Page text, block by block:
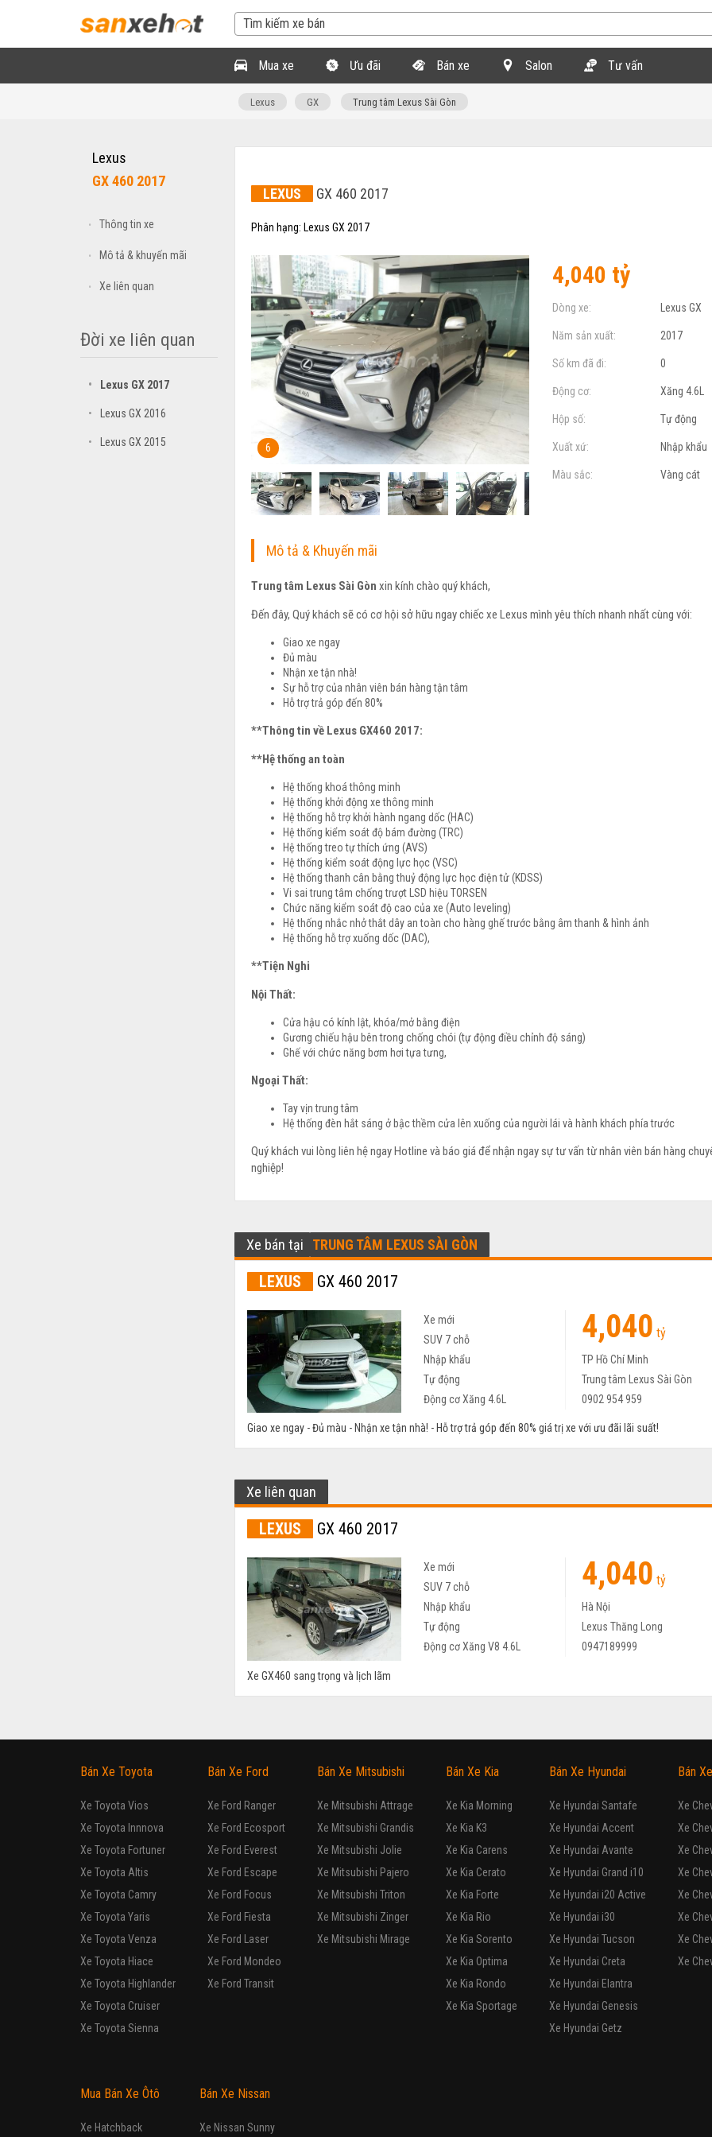
Mua xe Ưu đãi Bán xe Salon Tư vấn
Lexus GX Trung tâm Lexus Sài Gòn
Lexus
GX 460 2017
• Thông tin xe
• Mô tả & khuyến mãi
• Xe liên quan
Đời xe liên quan
• Lexus GX 2017
• Lexus GX 2016
• Lexus GX 2015
LEXUS GX 460 2017
Phân hạng: Lexus GX 2017
6
4,040 tỷ
Dòng xe: Lexus GX
Năm sản xuất: 2017
Số km đã đi: 0
Động cơ: Xăng 4.6L
Hộp số: Tự động
Xuất xứ: Nhập khẩu
Màu sắc: Vàng cát
Mô tả & Khuyến mãi
Trung tâm Lexus Sài Gòn xin kính chào quý khách,
Đến đây, Quý khách sẽ có cơ hội sở hữu ngay chiếc xe Lexus mình yêu thích nhanh nhất cùng với:
Giao xe ngay
Đủ màu
Nhận xe tận nhà!
Sự hỗ trợ của nhân viên bán hàng tận tâm
Hỗ trợ trả góp đến 80%
**Thông tin về Lexus GX460 2017:
**Hệ thống an toàn
Hệ thống khoá thông minh
Hệ thống khởi động xe thông minh
Hệ thống hỗ trợ khởi hành ngang dốc (HAC)
Hệ thống kiểm soát độ bám đường (TRC)
Hệ thống treo tự thích ứng (AVS)
Hệ thống kiểm soát động lực học (VSC)
Hệ thống thanh cân bằng thuỷ động lực học điện tử (KDSS)
Vi sai trung tâm chống trượt LSD hiệu TORSEN
Chức năng kiểm soát độ cao của xe (Auto leveling)
Hệ thống nhắc nhở thắt dây an toàn cho hàng ghế trước bằng âm thanh & hình ảnh
Hệ thống hỗ trợ xuống dốc (DAC),
**Tiện Nghi
Nội Thất:
Cửa hậu có kính lật, khóa/mở bằng điện
Gương chiếu hậu bên trong chống chói (tự động điều chỉnh độ sáng)
Ghế với chức năng bơm hơi tựa tưng,
Ngoại Thất:
Tay vịn trung tâm
Hệ thống đèn hắt sáng ở bậc thềm cửa lên xuống của người lái và hành khách phía trước
Quý khách vui lòng liên hệ ngay Hotline và báo giá để nhận ngay sự tư vấn từ nhân viên bán hàng
nghiệp!
Xe bán tại TRUNG TÂM LEXUS SÀI GÒN
LEXUS GX 460 2017
Xe mới 4,040 tỷ
SUV 7 chỗ
Nhập khẩu
TP Hồ Chí Minh
Tự động
Trung tâm Lexus Sài Gòn
Động cơ Xăng 4.6L
0902 954 959
Giao xe ngay - Đủ màu - Nhận xe tận nhà! - Hỗ trợ trả góp đến 80% giá trị xe với ưu đãi lãi suất!
Xe liên quan
LEXUS GX 460 2017
Xe mới 4,040 tỷ
SUV 7 chỗ
Nhập khẩu
Hà Nội
Tự động
Lexus Thăng Long
Động cơ Xăng V8 4.6L
0947189999
Xe GX460 sang trọng và lịch lãm
Bán Xe Toyota
Xe Toyota Vios
Xe Toyota Innnova
Xe Toyota Fortuner
Xe Toyota Altis
Xe Toyota Camry
Xe Toyota Yaris
Xe Toyota Venza
Xe Toyota Hiace
Xe Toyota Highlander
Xe Toyota Cruiser
Xe Toyota Sienna
Bán Xe Ford
Xe Ford Ranger
Xe Ford Ecosport
Xe Ford Everest
Xe Ford Escape
Xe Ford Focus
Xe Ford Fiesta
Xe Ford Laser
Xe Ford Mondeo
Xe Ford Transit
Bán Xe Mitsubishi
Xe Mitsubishi Attrage
Xe Mitsubishi Grandis
Xe Mitsubishi Jolie
Xe Mitsubishi Pajero
Xe Mitsubishi Triton
Xe Mitsubishi Zinger
Xe Mitsubishi Mirage
Bán Xe Kia
Xe Kia Morning
Xe Kia K3
Xe Kia Carens
Xe Kia Cerato
Xe Kia Forte
Xe Kia Rio
Xe Kia Sorento
Xe Kia Optima
Xe Kia Rondo
Xe Kia Sportage
Bán Xe Hyundai
Xe Hyundai Santafe
Xe Hyundai Accent
Xe Hyundai Avante
Xe Hyundai Grand i10
Xe Hyundai i20 Active
Xe Hyundai i30
Xe Hyundai Tucson
Xe Hyundai Creta
Xe Hyundai Elantra
Xe Hyundai Genesis
Xe Hyundai Getz
Bán
Xe
Xe
Xe
Xe
Xe
Xe
Xe
Xe
Mua Bán Xe Ôtô
Xe Hatchback
Bán Xe Nissan
Xe Nissan Sunny